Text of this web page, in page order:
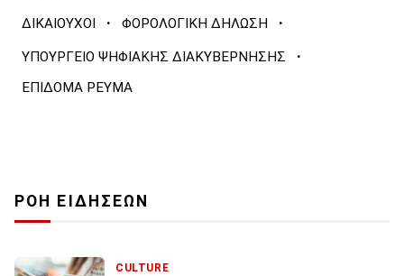
ΔΙΚΑΙΟΥΧΟΙ · ΦΟΡΟΛΟΓΙΚΗ ΔΗΛΩΣΗ ·
ΥΠΟΥΡΓΕΙΟ ΨΗΦΙΑΚΗΣ ΔΙΑΚΥΒΕΡΝΗΣΗΣ ·
ΕΠΙΔΟΜΑ ΡΕΥΜΑ
ΡΟΗ ΕΙΔΗΣΕΩΝ
CULTURE